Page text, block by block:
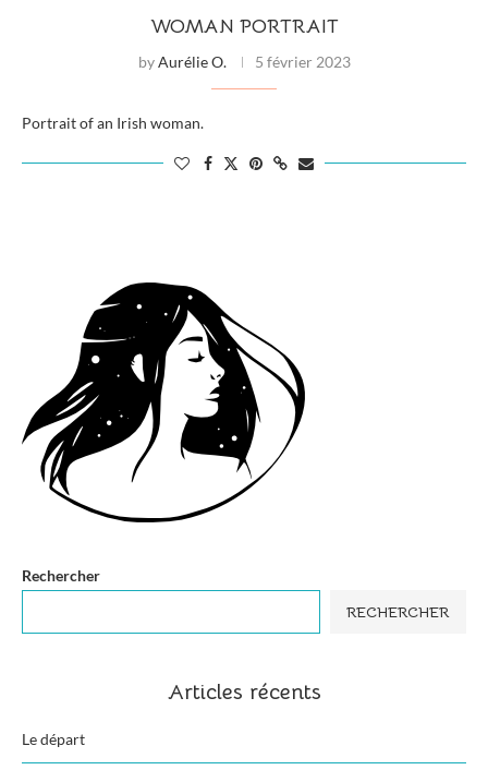
WOMAN PORTRAIT
byAurélie O. 5 février 2023
Portrait of an Irish woman.
Rechercher
RECHERCHER
Articles récents
Le départ